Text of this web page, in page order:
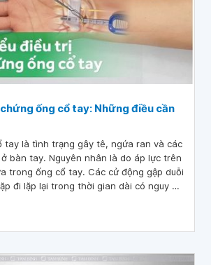
ống cổ tay: Những điều cần
tay là tình trạng gây tê, ngứa ran và các
bàn tay. Nguyên nhân là do áp lực trên
trong ống cổ tay. Các cử động gập duỗi
đi lặp lại trong thời gian dài có nguy cơ
trong khi phẫu thuật hội chứng ống